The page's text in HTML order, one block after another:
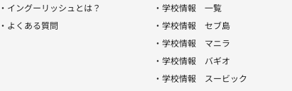
・イングーリッシュとは？
・よくある質問
・学校情報 一覧
・学校情報 セブ島
・学校情報 マニラ
・学校情報 バギオ
・学校情報 スービック